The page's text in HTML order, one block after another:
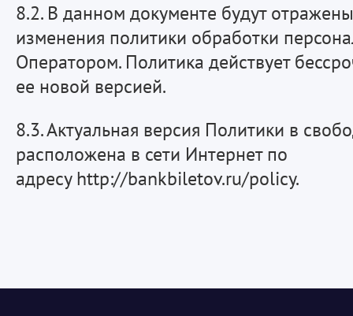
8.2. В данном документе будут
изменения политики обработки
Оператором. Политика действует
ее новой версией.
8.3. Актуальная версия Политики в
расположена в сети Интернет по
адресу http://bankbiletov.ru/policy.